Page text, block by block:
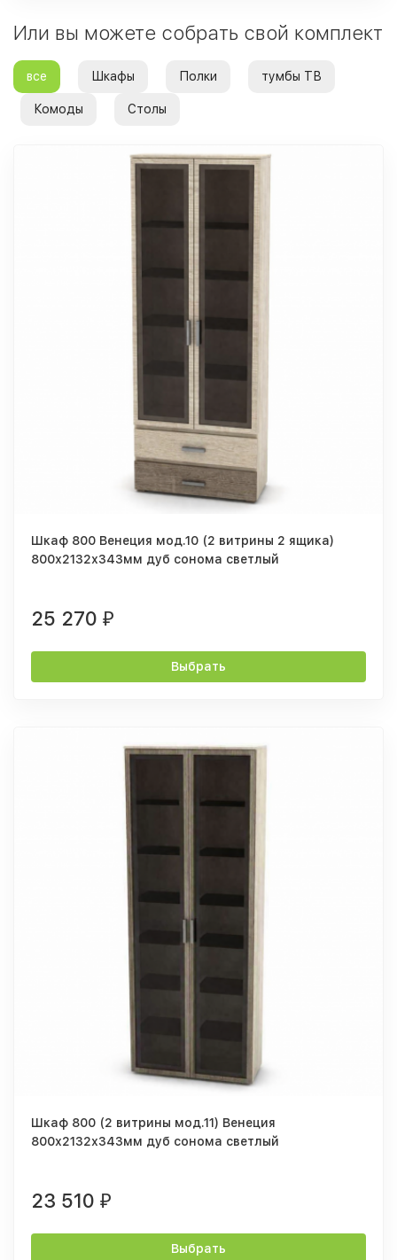
Или вы можете собрать свой комплект
все Шкафы Полки тумбы ТВ
Комоды Столы
Шкаф 800 Венеция мод.10 (2 витрины 2 ящика)
800х2132х343мм дуб сонома светлый
25 270 ₽
Выбрать
Шкаф 800 (2 витрины мод.11) Венеция
800х2132х343мм дуб сонома светлый
23 510 ₽
Выбрать